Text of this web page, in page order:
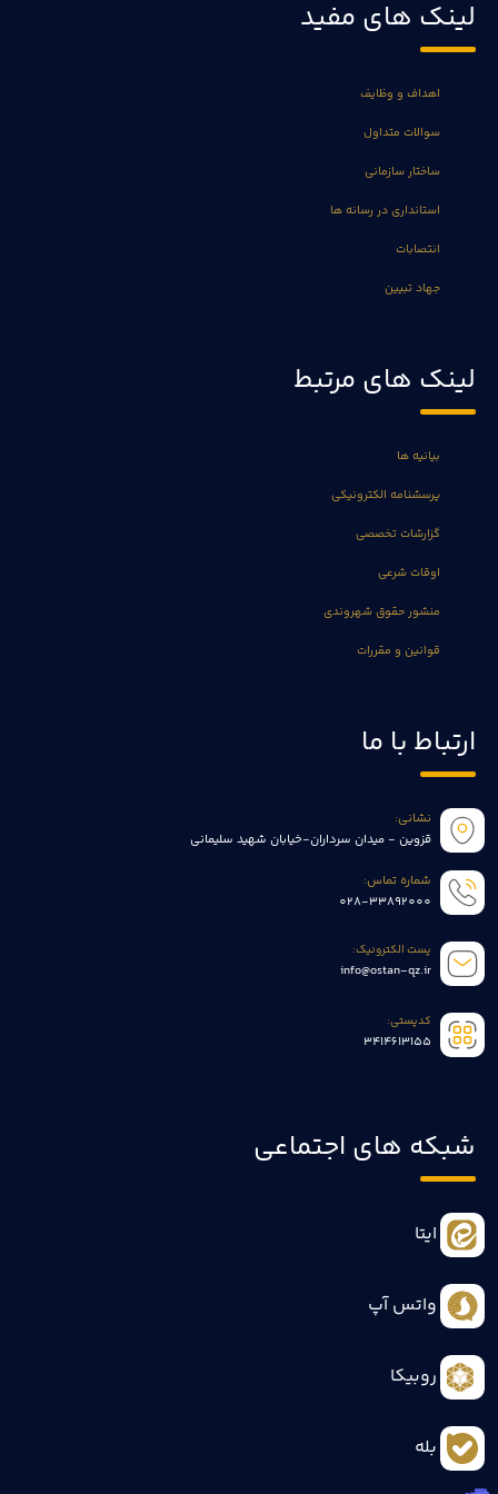
لینک های مفید
اهداف و وظایف
سوالات متداول
ساختار سازمانی
استانداری در رسانه ها
انتصابات
جهاد تبیین
لینک های مرتبط
بیانیه ها
پرسشنامه الکترونیکی
گزارشات تخصصی
اوقات شرعی
منشور حقوق شهروندی
قوانین و مقررات
ارتباط با ما
نشانی:
قزوین - میدان سرداران-خیابان شهید سلیمانی
شماره تماس:
028-33892000
پست الکترونیک:
info@ostan-qz.ir
کدپستی:
3414613155
شبکه های اجتماعی
ایتا
واتس آپ
روبیکا
بله